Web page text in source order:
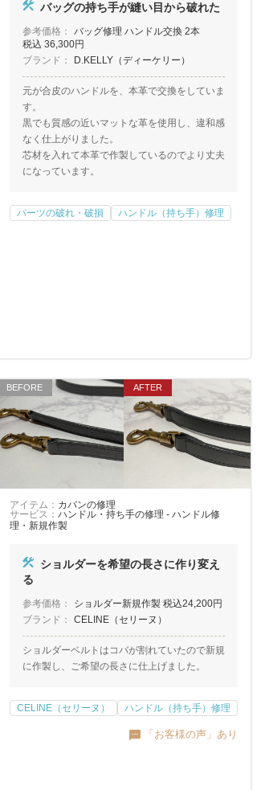
バッグの持ち手が縫い目から破れた
参考価格：
バッグ修理 ハンドル交換 2本
税込 36,300円
ブランド：
D.KELLY（ディーケリー）
元が合皮のハンドルを、本革で交換をしていま
す。
黒でも質感の近いマットな革を使用し、違和感
なく仕上がりました。
芯材を入れて本革で作製しているのでより丈夫
になっています。
パーツの破れ・破損 ハンドル（持ち手）修理
アイテム： カバンの修理
サービス： ハンドル・持ち手の修理 - ハンドル修
理・新規作製
ショルダーを希望の長さに作り変え
る
参考価格：
ショルダー新規作製 税込24,200円
ブランド：
CELINE（セリーヌ）
ショルダーベルトはコバが割れていたので新規
に作製し、ご希望の長さに仕上げました。
CELINE（セリーヌ） ハンドル（持ち手）修理
「お客様の声」あり